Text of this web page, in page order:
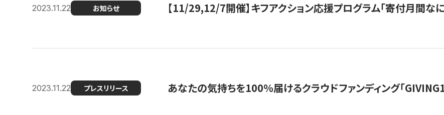
2023.11.22 お知らせ 【11/29,12/7開催】キフアクション応援プログラム「寄付月間な
2023.11.22 プレスリリース あなたの気持ちを100％届けるクラウドファンディング「